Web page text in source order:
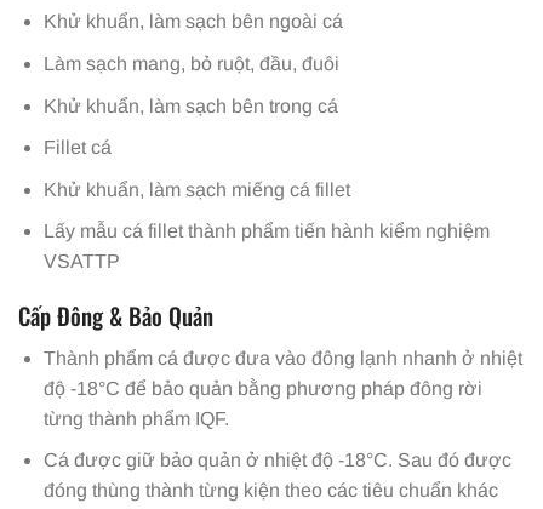
Khử khuẩn, làm sạch bên ngoài cá
Làm sạch mang, bỏ ruột, đầu, đuôi
Khử khuẩn, làm sạch bên trong cá
Fillet cá
Khử khuẩn, làm sạch miếng cá fillet
Lấy mẫu cá fillet thành phẩm tiến hành kiểm nghiệm
VSATTP
Cấp Đông & Bảo Quản
Thành phẩm cá được đưa vào đông lạnh nhanh ở nhiệt
độ -18°C để bảo quản bằng phương pháp đông rời
từng thành phẩm IQF.
Cá được giữ bảo quản ở nhiệt độ -18°C. Sau đó được
đóng thùng thành từng kiện theo các tiêu chuẩn khác